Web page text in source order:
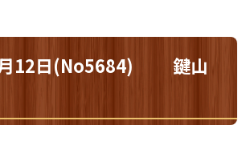
月12日(No5684) 鍵山